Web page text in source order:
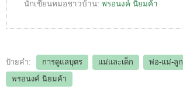
นักเขียนหมอชาวบ้าน: พรอนงค์ นิยมค้า
ป้ายคำ: การดูแลบุตร แม่และเด็ก
พ่อ-แม่-ลูก
พรอนงค์ นิยมค้า